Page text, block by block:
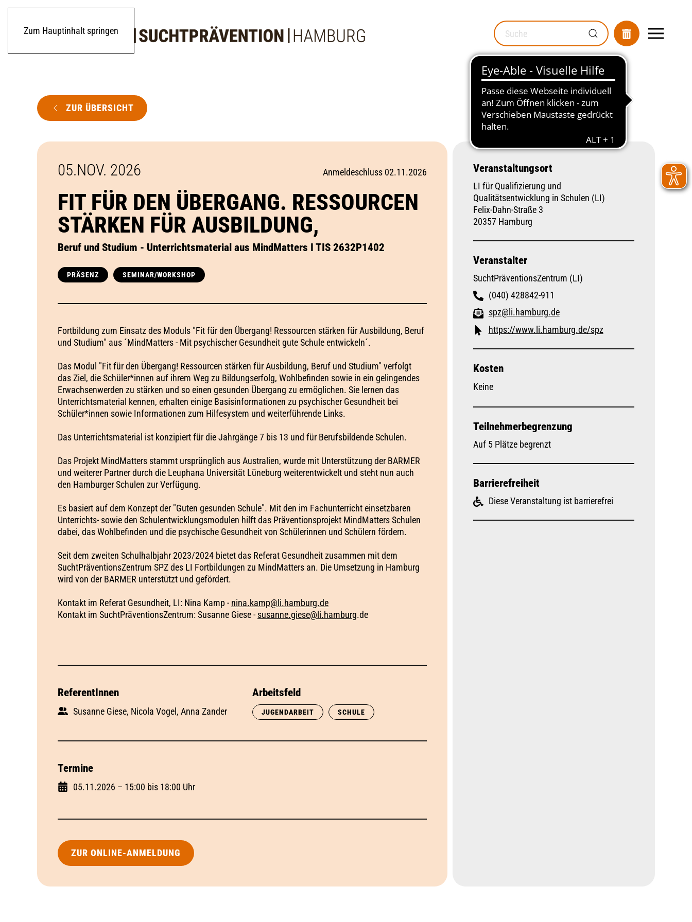
Zum Hauptinhalt springen MOD_GESUNDHEITSWEGWEISER_SEARCH_LABEL
ZUR ÜBERSICHT
05.NOV. 2026 Anmeldeschluss 02.11.2026
FIT FÜR DEN ÜBERGANG. RESSOURCEN
STÄRKEN FÜR AUSBILDUNG,
Beruf und Studium - Unterrichtsmaterial aus MindMatters I TIS 2632P1402
PRÄSENZ SEMINAR/WORKSHOP
Fortbildung zum Einsatz des Moduls "Fit für den Übergang! Ressourcen stärken für Ausbildung, Beruf
und Studium" aus ´MindMatters - Mit psychischer Gesundheit gute Schule entwickeln´.
Das Modul "Fit für den Übergang! Ressourcen stärken für Ausbildung, Beruf und Studium" verfolgt
das Ziel, die Schüler*innen auf ihrem Weg zu Bildungserfolg, Wohlbefinden sowie in ein gelingendes
Erwachsenwerden zu stärken und so einen gesunden Übergang zu ermöglichen. Sie lernen das
Unterrichtsmaterial kennen, erhalten einige Basisinformationen zu psychischer Gesundheit bei
Schüler*innen sowie Informationen zum Hilfesystem und weiterführende Links.
Das Unterrichtsmaterial ist konzipiert für die Jahrgänge 7 bis 13 und für Berufsbildende Schulen.
Das Projekt MindMatters stammt ursprünglich aus Australien, wurde mit Unterstützung der BARMER
und weiterer Partner durch die Leuphana Universität Lüneburg weiterentwickelt und steht nun auch
den Hamburger Schulen zur Verfügung.
Es basiert auf dem Konzept der "Guten gesunden Schule". Mit den im Fachunterricht einsetzbaren
Unterrichts- sowie den Schulentwicklungsmodulen hilft das Präventionsprojekt MindMatters Schulen
dabei, das Wohlbefinden und die psychische Gesundheit von Schülerinnen und Schülern fördern.
Seit dem zweiten Schulhalbjahr 2023/2024 bietet das Referat Gesundheit zusammen mit dem
SuchtPräventionsZentrum SPZ des LI Fortbildungen zu MindMatters an. Die Umsetzung in Hamburg
wird von der BARMER unterstützt und gefördert.
Kontakt im Referat Gesundheit, LI: Nina Kamp - nina.kamp@li.hamburg.de
Kontakt im SuchtPräventionsZentrum: Susanne Giese - susanne.giese@li.hamburg.d​e
ReferentInnen
Susanne Giese, Nicola Vogel, Anna Zander
Arbeitsfeld
JUGENDARBEIT SCHULE
Termine
05.11.2026 – 15:00 bis 18:00 Uhr
ZUR ONLINE-ANMELDUNG
Veranstaltungsort
LI für Qualifizierung und
Qualitätsentwicklung in Schulen (LI)
Felix-Dahn-Straße 3
20357 Hamburg
Veranstalter
SuchtPräventionsZentrum (LI)
(040) 428842-911
spz@li.hamburg.de
https://www.li.hamburg.de/spz
Kosten
Keine
Teilnehmerbegrenzung
Auf 5 Plätze begrenzt
Barrierefreiheit
Diese Veranstaltung ist barrierefrei